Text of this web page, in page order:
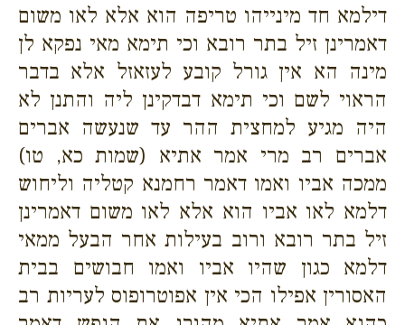
דילמא חד מינייהו טריפה הוא אלא לאו משום
דאמרינן זיל בתר רובא וכי תימא מאי נפקא לן
מינה הא אין גורל קובע לעזאזל אלא בדבר
הראוי לשם וכי תימא דבדקינן ליה והתנן לא
היה מגיע למחצית ההר עד שנעשה אברים
אברים רב מרי אמר אתיא (שמות כא, טו)
ממכה אביו ואמו דאמר רחמנא קטליה וליחוש
דלמא לאו אביו הוא אלא לאו משום דאמרינן
זיל בתר רובא ורוב בעילות אחר הבעל ממאי
דלמא כגון שהיו אביו ואמו חבושים בבית
האסורין אפילו הכי אין אפוטרופוס לעריות רב